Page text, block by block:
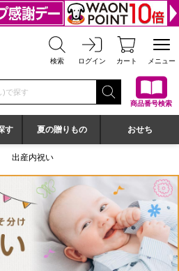
でお届け イオンショップ
検索 ログイン カート メニュー
力してください
商品番号検索
す 夏の贈りもの おせち
出産内祝い